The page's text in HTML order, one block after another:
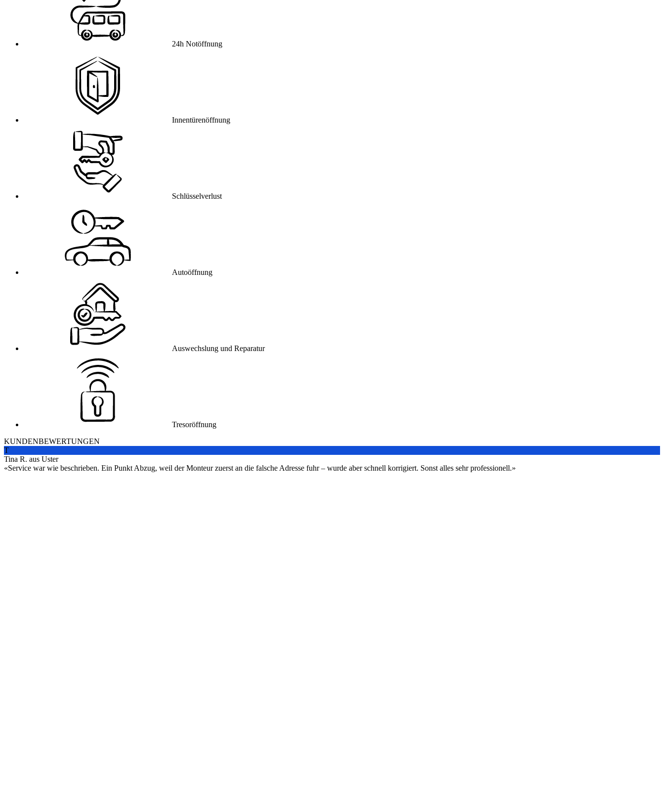
24h Notöffnung
Innentürenöffnung
Schlüsselverlust
Autoöffnung
Auswechslung und Reparatur
Tresoröffnung
KUNDENBEWERTUNGEN
T
Tina R. aus Uster
Service war wie beschrieben. Ein Punkt Abzug, weil der Monteur zuerst an die falsche Adresse fuhr – wurde aber schnell korrigiert. Sonst alles sehr professionell.